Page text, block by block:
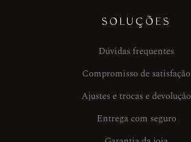
SOLUÇÕES
Dúvidas frequentes
Compromisso de satisfação
Ajustes e trocas e devolução
Entrega com seguro